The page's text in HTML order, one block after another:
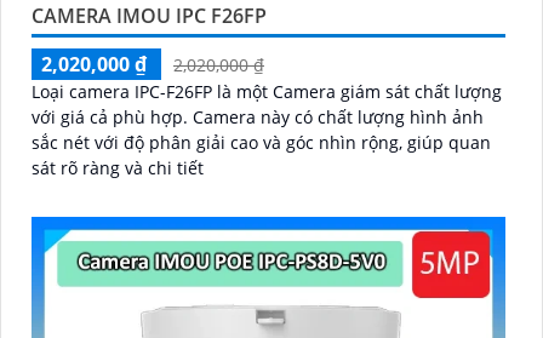
CAMERA IMOU IPC F26FP
2,020,000 ₫
2,020,000 ₫
Loại camera IPC-F26FP là một Camera giám sát chất lượng
với giá cả phù hợp. Camera này có chất lượng hình ảnh
sắc nét với độ phân giải cao và góc nhìn rộng, giúp quan
sát rõ ràng và chi tiết